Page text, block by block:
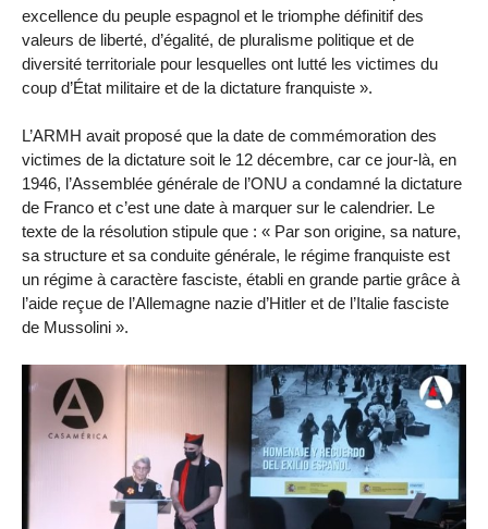
excellence du peuple espagnol et le triomphe définitif des
valeurs de liberté, d’égalité, de pluralisme politique et de
diversité territoriale pour lesquelles ont lutté les victimes du
coup d’État militaire et de la dictature franquiste ».
L’ARMH avait proposé que la date de commémoration des
victimes de la dictature soit le 12 décembre, car ce jour-là, en
1946, l’Assemblée générale de l’ONU a condamné la dictature
de Franco et c’est une date à marquer sur le calendrier. Le
texte de la résolution stipule que : « Par son origine, sa nature,
sa structure et sa conduite générale, le régime franquiste est
un régime à caractère fasciste, établi en grande partie grâce à
l’aide reçue de l’Allemagne nazie d’Hitler et de l’Italie fasciste
de Mussolini ».